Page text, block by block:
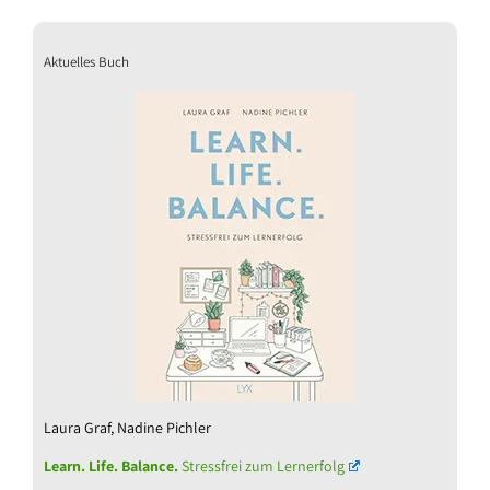
Aktuelles Buch
Laura Graf, Nadine Pichler
Learn. Life. Balance.Stressfrei zum Lernerfolg